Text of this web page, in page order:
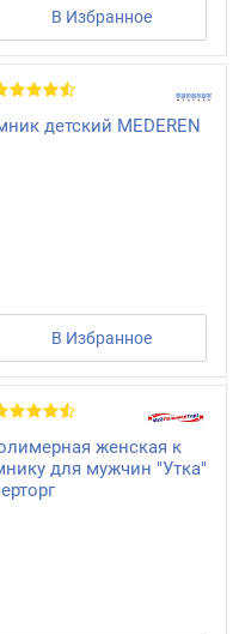
В Избранное
детский MEDEREN
В Избранное
женская к
для мужчин "Утка"